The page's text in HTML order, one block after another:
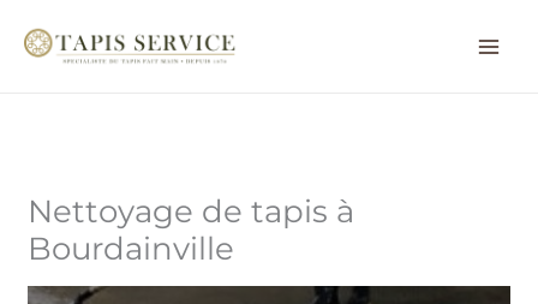
Nettoyage de tapis à
Bourdainville